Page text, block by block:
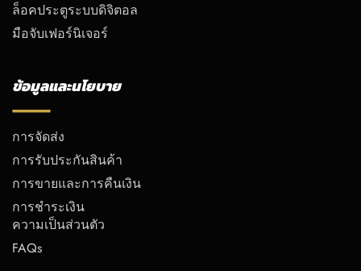
ล็อคประตูระบบดิจิตอล
มือจับเฟอร์นิเจอร์
ข้อมูลและนโยบาย
การจัดส่ง
การรับประกันสินค้า
การขายและการคืนเงิน
การชำระเงิน
ความเป็นส่วนตัว
FAQs